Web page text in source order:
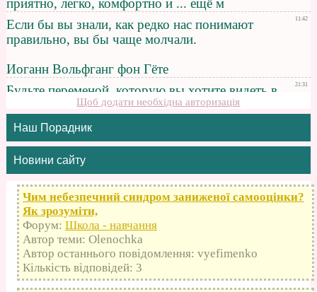
Щоб додати необхідна авторизація
Наш Порадник
Новини сайту
Чим небезпечний синдром заниженої самооцінки?
Як зрозуміти,
Форум: Школа - навчання
Автор теми: Olenochka
Автор останнього повідомлення: vyefimenko
Кількість відповідей: 3